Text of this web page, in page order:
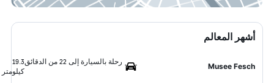
أشهر المعالم
Musee Fesch
رحلة بالسيارة إلى 22 من الدقائق
19.3
كيلومتر